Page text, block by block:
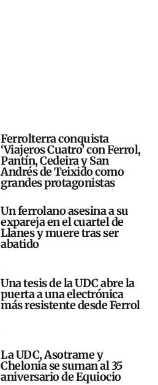
Ferrolterra conquista
‘Viajeros Cuatro’ con Ferrol,
Pantín, Cedeira y San
Andrés de Teixido como
grandes protagonistas
Un ferrolano asesina a su
expareja en el cuartel de
Llanes y muere tras ser
abatido
Una tesis de la UDC abre la
puerta a una electrónica
más resistente desde Ferrol
La UDC, Asotrame y
Chelonia se suman al 35
aniversario de Equiocio